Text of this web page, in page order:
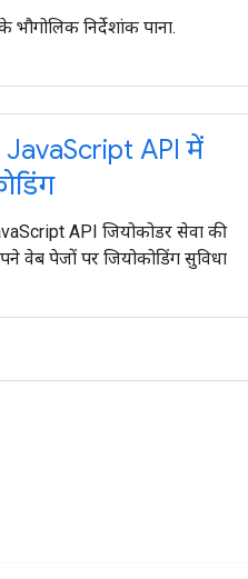
भौगोलिक निर्देशांक पाना.
Script API में
API जियोकोडर सेवा की
वेब पेजों पर जियोकोडिंग सुविधा